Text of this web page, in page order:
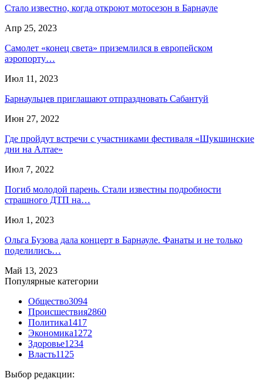
Стало известно, когда откроют мотосезон в Барнауле
Апр 25, 2023
Самолет «конец света» приземлился в европейском
аэропорту…
Июл 11, 2023
Барнаульцев приглашают отпраздновать Сабантуй
Июн 27, 2022
Где пройдут встречи с участниками фестиваля «Шукшинские
дни на Алтае»
Июл 7, 2022
Погиб молодой парень. Стали известны подробности
страшного ДТП на…
Июл 1, 2023
Ольга Бузова дала концерт в Барнауле. Фанаты и не только
поделились…
Май 13, 2023
Популярные категории
Общество3094
Происшествия2860
Политика1417
Экономика1272
Здоровье1234
Власть1125
Выбор редакции: